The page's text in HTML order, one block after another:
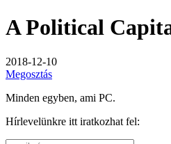
A Political
2018-12-10
Megosztás
Minden egyben, ami PC.
Hírlevelünkre itt iratkozhat fel: